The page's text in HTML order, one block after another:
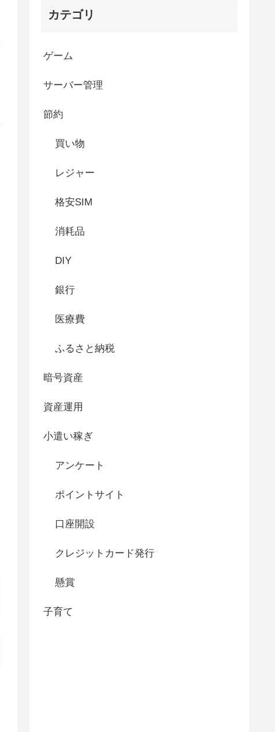
カテゴリ
ゲーム
サーバー管理
節約
買い物
レジャー
格安SIM
消耗品
DIY
銀行
医療費
ふるさと納税
暗号資産
資産運用
小遣い稼ぎ
アンケート
ポイントサイト
口座開設
クレジットカード発行
懸賞
子育て